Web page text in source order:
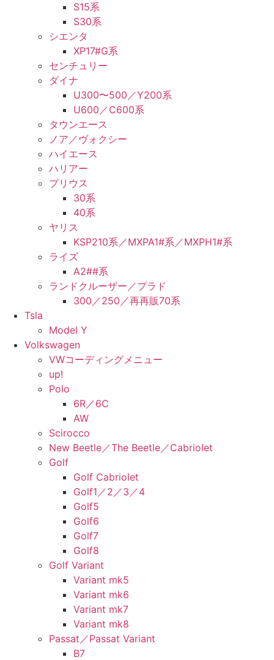
S15系
S30系
シエンタ
XP17#G系
センチュリー
ダイナ
U300〜500／Y200系
U600／C600系
タウンエース
ノア／ヴォクシー
ハイエース
ハリアー
プリウス
30系
40系
ヤリス
KSP210系／MXPA1#系／MXPH1#系
ライズ
A2##系
ランドクルーザー／プラド
300／250／再再販70系
Tsla
Model Y
Volkswagen
VWコーディングメニュー
up!
Polo
6R／6C
AW
Scirocco
New Beetle／The Beetle／Cabriolet
Golf
Golf Cabriolet
Golf1／2／3／4
Golf5
Golf6
Golf7
Golf8
Golf Variant
Variant mk5
Variant mk6
Variant mk7
Variant mk8
Passat／Passat Variant
B7